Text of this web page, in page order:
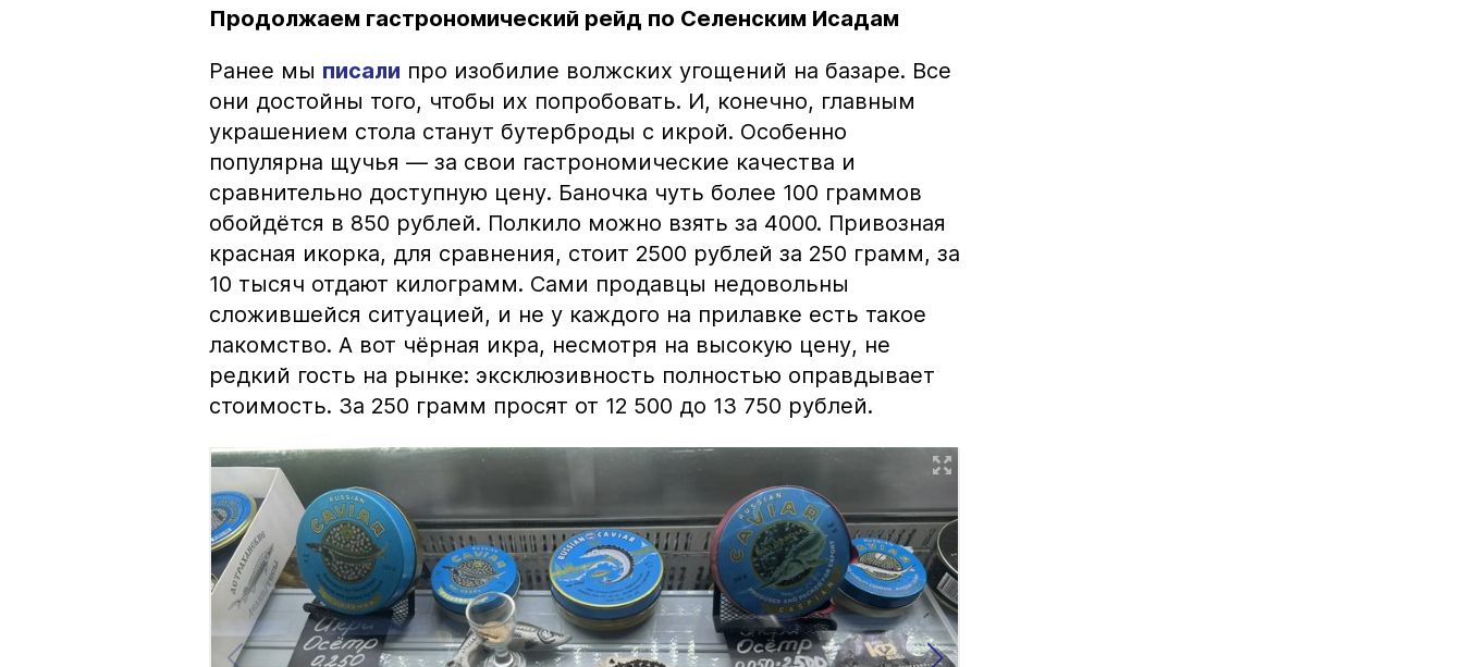
Продолжаем гастрономический рейд по Селенским Исадам
Ранее мы писали про изобилие волжских угощений на базаре. Все
они достойны того, чтобы их попробовать. И, конечно, главным
украшением стола станут бутерброды с икрой. Особенно
популярна щучья — за свои гастрономические качества и
сравнительно доступную цену. Баночка чуть более 100 граммов
обойдётся в 850 рублей. Полкило можно взять за 4000. Привозная
красная икорка, для сравнения, стоит 2500 рублей за 250 грамм, за
10 тысяч отдают килограмм. Сами продавцы недовольны
сложившейся ситуацией, и не у каждого на прилавке есть такое
лакомство. А вот чёрная икра, несмотря на высокую цену, не
редкий гость на рынке: эксклюзивность полностью оправдывает
стоимость. За 250 грамм просят от 12 500 до 13 750 рублей.